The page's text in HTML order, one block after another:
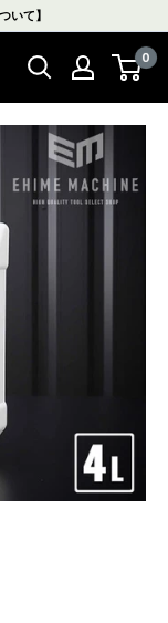
いて】
0